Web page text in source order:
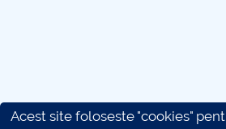
Acest site foloseste "cookies"